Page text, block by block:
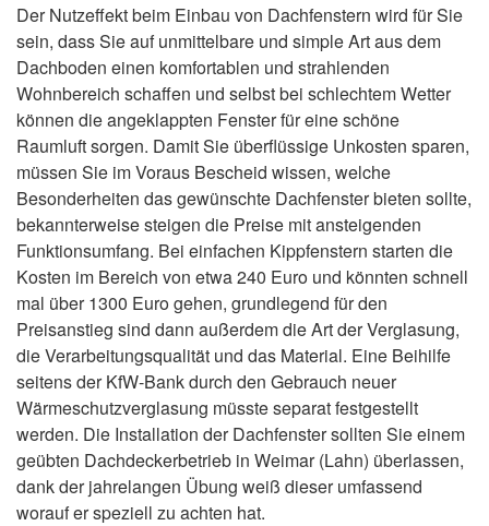
Der Nutzeffekt beim Einbau von Dachfenstern wird für Sie
sein, dass Sie auf unmittelbare und simple Art aus dem
Dachboden einen komfortablen und strahlenden
Wohnbereich schaffen und selbst bei schlechtem Wetter
können die angeklappten Fenster für eine schöne
Raumluft sorgen. Damit Sie überflüssige Unkosten sparen,
müssen Sie im Voraus Bescheid wissen, welche
Besonderheiten das gewünschte Dachfenster bieten sollte,
bekannterweise steigen die Preise mit ansteigenden
Funktionsumfang. Bei einfachen Kippfenstern starten die
Kosten im Bereich von etwa 240 Euro und könnten schnell
mal über 1300 Euro gehen, grundlegend für den
Preisanstieg sind dann außerdem die Art der Verglasung,
die Verarbeitungsqualität und das Material. Eine Beihilfe
seitens der KfW-Bank durch den Gebrauch neuer
Wärmeschutzverglasung müsste separat festgestellt
werden. Die Installation der Dachfenster sollten Sie einem
geübten Dachdeckerbetrieb in Weimar (Lahn) überlassen,
dank der jahrelangen Übung weiß dieser umfassend
worauf er speziell zu achten hat.